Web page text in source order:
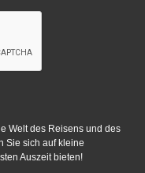
Welt des Reisens und des
Sie sich auf kleine
Auszeit bieten!